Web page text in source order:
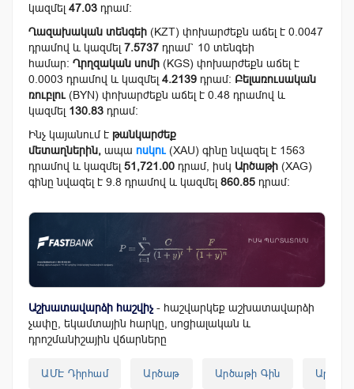
կազմել 47.03 դրամ:
Ղազախական տենգեի (KZT) փոխարժեքն աճել է 0.0047
դրամով և կազմել 7.5737 դրամ` 10 տենգեի
համար: Ղրղզական սոմի (KGS) փոխարժեքն աճել է
0.0003 դրամով և կազմել 4.2139 դրամ: Բելառուսական
ռուբլու (BYN) փոխարժեքն աճել է 0.48 դրամով և
կազմել 130.83 դրամ:
Ինչ կայանում է թանկարժեք
մետաղներին, ապա ոսկու (XAU) գինը նվազել է 1563
դրամով և կազմել 51,721.00 դրամ, իսկ Արծաթի (XAG)
գինը նվազել է 9.8 դրամով և կազմել 860.85 դրամ:
Աշխատավարձի հաշվիչ - հաշվարկեք աշխատավարձի
չափը, եկամտային հարկը, սոցիալական և
դրոշմանիշային վճարները
ԱՄԷ Դիրհամ Արծաթ Արծաթի Գին